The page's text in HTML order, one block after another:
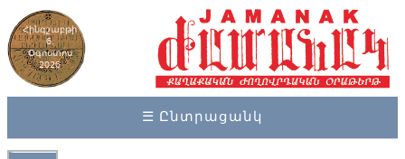
Հինգշաբթի
6,
Օգոստոս
2026
☰ Ընտրացանկ